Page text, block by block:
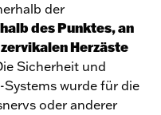
der
des Punktes, an
Herzäste
Sicherheit und
wurde für die
oder anderer